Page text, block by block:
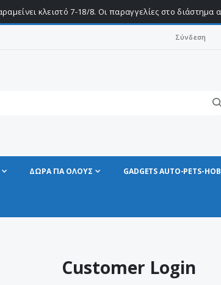
κλειστό 7-18/8. Οι παραγγελίες στο
Σύνδεση
ΔΩΡΑ ΓΙΑ ΟΛΟΥΣ GADGETS AUTO-PETS-
Customer Login